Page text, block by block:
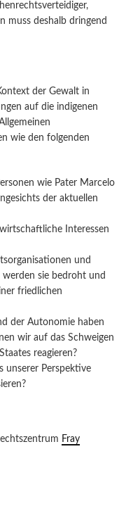
muss deshalb dringend
der Gewalt in
auf die indigenen
wie den folgenden
wie Pater Marcelo
der aktuellen
Interessen
und
werden sie bedroht und
friedlichen
der Autonomie haben
wir auf das Schweigen
reagieren?
Perspektive
Fray